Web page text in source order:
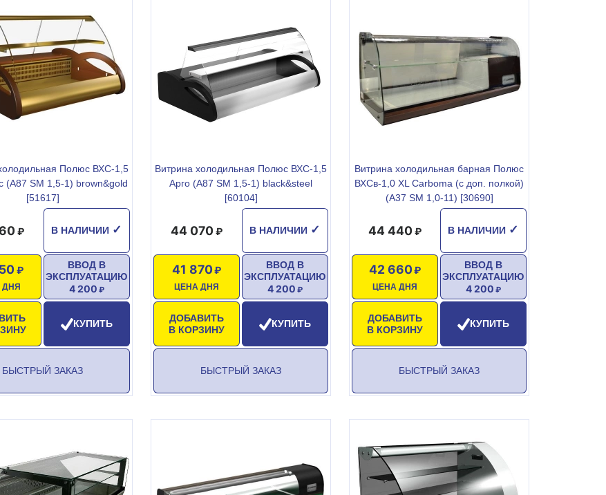
Полюс ВХС-1,5
(A87 SM 1,5-1) brown&gold
[51617]
В НАЛИЧИИ ✓
ДНЯ
ВВОД В
ЭКСПЛУАТАЦИЮ
4 200
КУПИТЬ
БЫСТРЫЙ ЗАКАЗ
Витрина холодильная Полюс ВХС-1,5
Арго (A87 SM 1,5-1) black&steel
[60104]
В НАЛИЧИИ ✓
44 070
ЦЕНА ДНЯ
41 870
ДОБАВИТЬ
В КОРЗИНУ
ВВОД В
ЭКСПЛУАТАЦИЮ
4 200
КУПИТЬ
БЫСТРЫЙ ЗАКАЗ
Витрина холодильная барная Полюс
ВХСв-1,0 XL Carboma (с доп. полкой)
(A37 SM 1,0-11) [30690]
В НАЛИЧИИ ✓
44 440
ЦЕНА ДНЯ
42 660
ДОБАВИТЬ
В КОРЗИНУ
ВВОД В
ЭКСПЛУАТАЦИЮ
4 200
КУПИТЬ
БЫСТРЫЙ ЗАКАЗ